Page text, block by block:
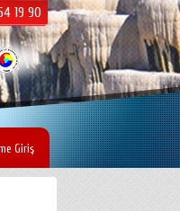
19 90
Giriş